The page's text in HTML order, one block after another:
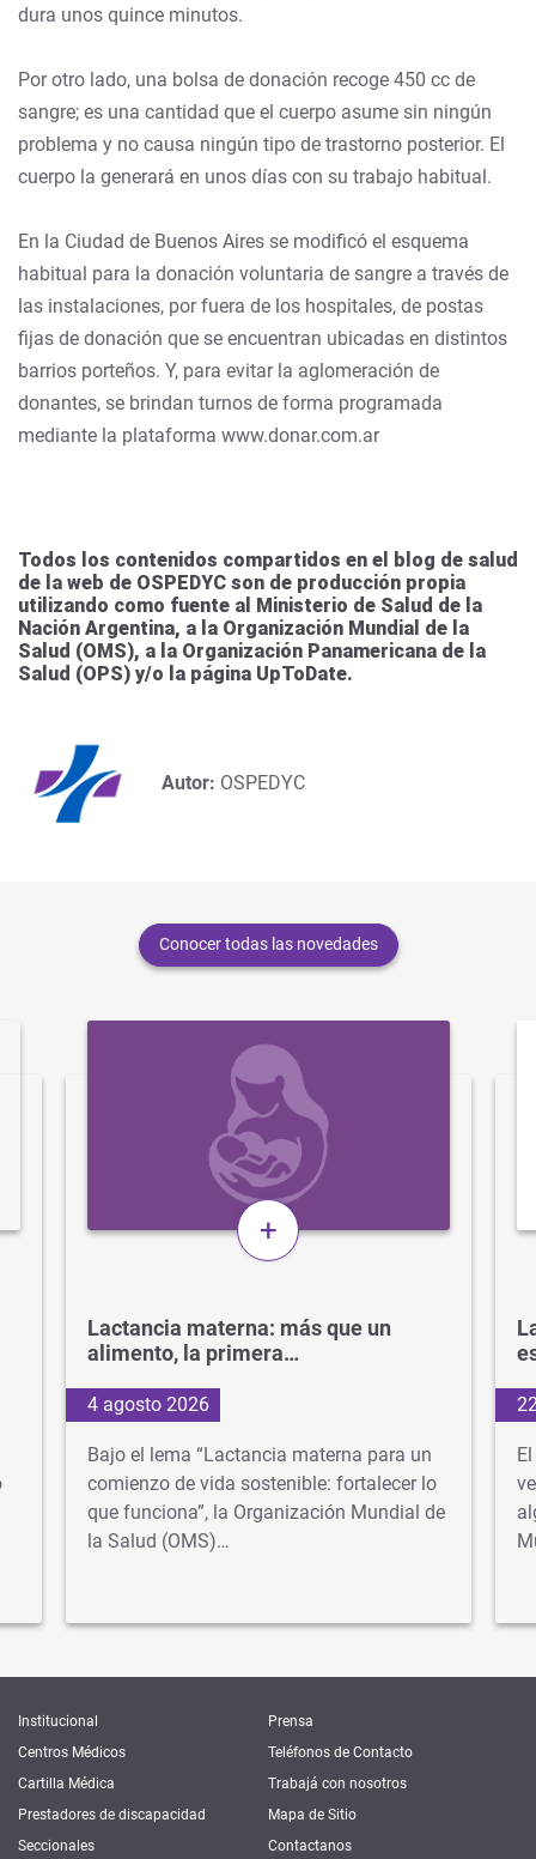
dura unos quince minutos.
Por otro lado, una bolsa de donación recoge 450 cc de
sangre; es una cantidad que el cuerpo asume sin ningún
problema y no causa ningún tipo de trastorno posterior. El
cuerpo la generará en unos días con su trabajo habitual.
En la Ciudad de Buenos Aires se modificó el esquema
habitual para la donación voluntaria de sangre a través de
las instalaciones, por fuera de los hospitales, de postas
fijas de donación que se encuentran ubicadas en distintos
barrios porteños. Y, para evitar la aglomeración de
donantes, se brindan turnos de forma programada
mediante la plataforma www.donar.com.ar
Todos los contenidos compartidos en el blog de salud
de la web de OSPEDYC son de producción propia
utilizando como fuente al Ministerio de Salud de la
Nación Argentina, a la Organización Mundial de la
Salud (OMS), a la Organización Panamericana de la
Salud (OPS) y/o la página UpToDate.
Autor: OSPEDYC
Conocer todas las novedades
+
Lactancia materna: más que un
alimento, la primera…
4 agosto 2026
Bajo el lema “Lactancia materna para un
comienzo de vida sostenible: fortalecer lo
que funciona”, la Organización Mundial de
la Salud (OMS)…
Institucional
Centros Médicos
Cartilla Médica
Prestadores de discapacidad
Seccionales
Prensa
Teléfonos de Contacto
Trabajá con nosotros
Mapa de Sitio
Contactanos